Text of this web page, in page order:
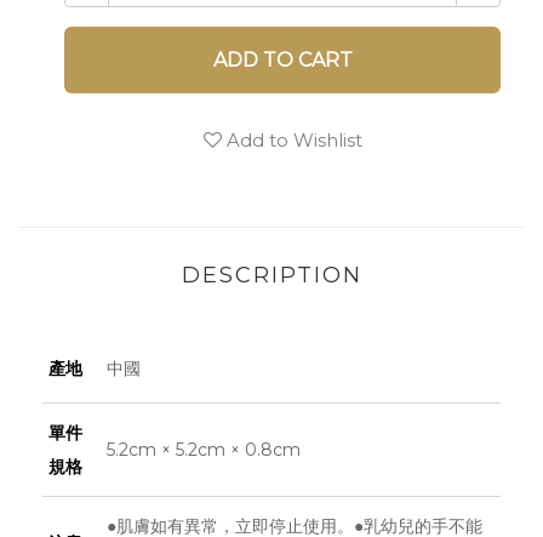
ADD TO CART
Add to Wishlist
DESCRIPTION
產地 中國
單件
規格
5.2cm × 5.2cm × 0.8cm
●肌膚如有異常，立即停止使用。●乳幼兒的手不能